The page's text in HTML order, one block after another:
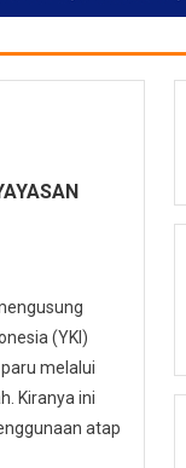
(YKI)
melalui
Kiranya ini
atap